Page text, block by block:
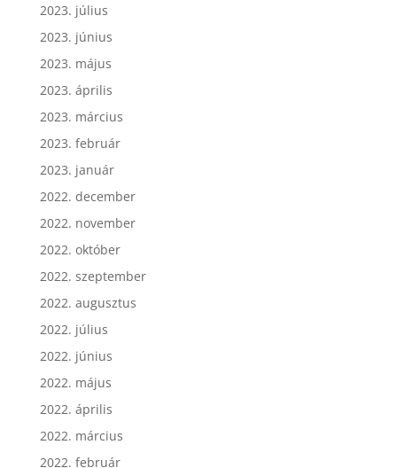
2023. július
2023. június
2023. május
2023. április
2023. március
2023. február
2023. január
2022. december
2022. november
2022. október
2022. szeptember
2022. augusztus
2022. július
2022. június
2022. május
2022. április
2022. március
2022. február